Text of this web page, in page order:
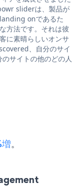
sliderは、製品が
onであるた
方法です。それは彼
に素晴らしいオンサ
、自分のサイ
サイトの他のどの人
。